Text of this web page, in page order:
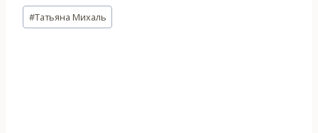
Метки
записи:
#Татьяна Михаль